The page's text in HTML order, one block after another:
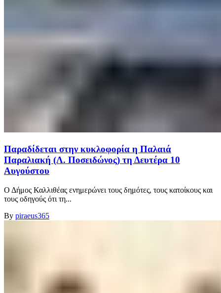
Παραδίδεται στην κυκλοφορία η Παλαιά
Παραλιακή (Λ. Ποσειδώνος) τη Δευτέρα 10
Αυγούστου
Ο Δήμος Καλλιθέας ενημερώνει τους δημότες, τους κατοίκους και
τους οδηγούς ότι τη...
By piraeus365